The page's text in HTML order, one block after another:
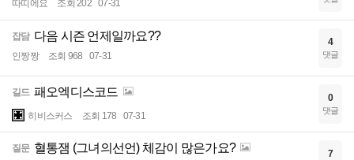
따띠에요 조회 202 07-31
잡담 다음 시즌 언제일까요??
인짱짱 조회 968 07-31
4
댓글
길드 패오엑디스코드
히비스커스 조회 178 07-31
0
댓글
질문 혈통잼 (그녀의선언) 체감이 많은가요? 7